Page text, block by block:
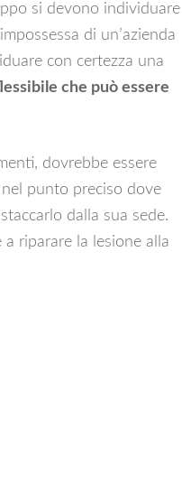
si devono individuare
di un’azienda
con certezza una
che può essere
dovrebbe essere
punto preciso dove
dalla sua sede.
riparare la lesione alla